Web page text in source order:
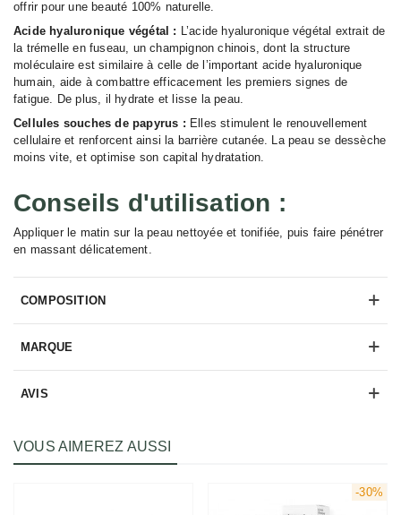
offrir pour une beauté 100% naturelle.
Acide hyaluronique végétal : L’acide hyaluronique végétal extrait de
la trémelle en fuseau, un champignon chinois, dont la structure
moléculaire est similaire à celle de l’important acide hyaluronique
humain, aide à combattre efficacement les premiers signes de
fatigue. De plus, il hydrate et lisse la peau.
Cellules souches de papyrus : Elles stimulent le renouvellement
cellulaire et renforcent ainsi la barrière cutanée. La peau se dessèche
moins vite, et optimise son capital hydratation.
Conseils d'utilisation :
Appliquer le matin sur la peau nettoyée et tonifiée, puis faire pénétrer
en massant délicatement.
COMPOSITION
MARQUE
AVIS
VOUS AIMEREZ AUSSI
-30%